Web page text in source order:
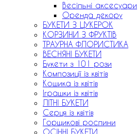
Весільні аксесуари
Оренда декору
БУКЕТИ З ЦУКЕРОК
КОРЗИНИ З ФРУКТІВ
ТРАУРНА ФЛОРИСТИКА
ВЕСНЯНІ БУКЕТИ
Букети з 101 рози
Композиції із квітів
Кошика із квітів
Іграшки із квітів
ЛІТНІ БУКЕТИ
Серця із квітів
Горщикові рослини
ОСІННІ БУКЕТИ